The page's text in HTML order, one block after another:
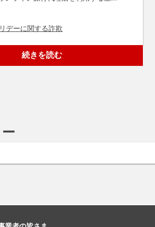
デーに関する詐欺
続きを読む